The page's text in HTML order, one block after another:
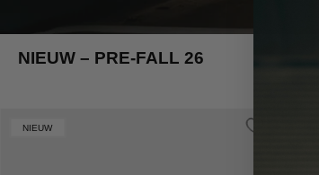
NIEUW – PRE-FALL 26
NIEUW